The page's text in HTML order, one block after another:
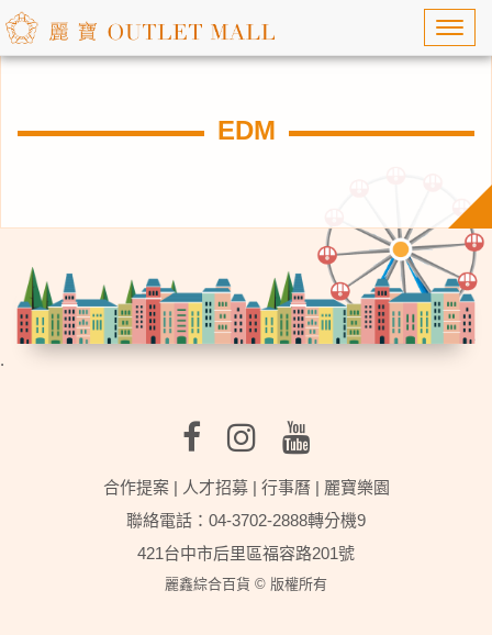
EDM
.
合作提案| 人才招募| 行事曆| 麗寶樂園
聯絡電話：04-3702-2888轉分機9
421台中市后里區福容路201號
麗鑫綜合百貨 © 版權所有